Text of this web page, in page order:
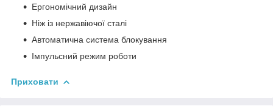
Ергономічний дизайн
Ніж із нержавіючої сталі
Автоматична система блокування
Імпульсний режим роботи
Приховати